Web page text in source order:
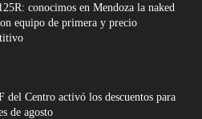
conocimos en Mendoza la naked
equipo de primera y precio
del Centro activó los descuentos para
de agosto